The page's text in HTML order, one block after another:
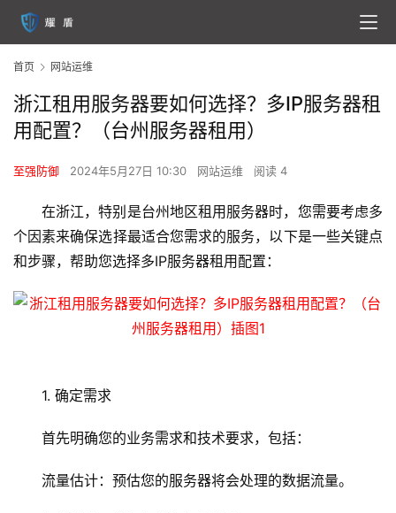
首页 网站运维
浙江租用服务器要如何选择？多IP服务器租
用配置？（台州服务器租用）
至强防御 2024年5月27日 10:30 网站运维 阅读 4
在浙江，特别是台州地区租用服务器时，您需要考虑多
个因素来确保选择最适合您需求的服务，以下是一些关键点
和步骤，帮助您选择多IP服务器租用配置：
1. 确定需求
首先明确您的业务需求和技术要求，包括：
流量估计：预估您的服务器将会处理的数据流量。